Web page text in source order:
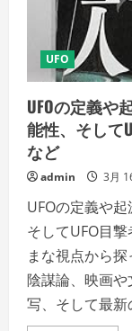
UFO
UFOの定義や
能性、そして
など
admin 3月
UFOの定義や起
そしてUFO目
まな視点から
陰謀論、映画
写、そして最新